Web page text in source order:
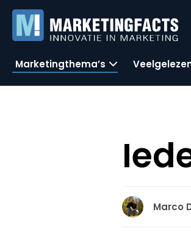
Marketingthema’s
Marco